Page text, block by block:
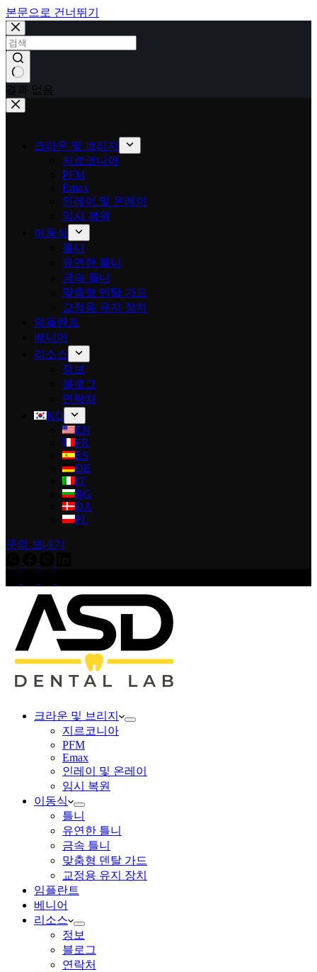
본문으로 건너뛰기
결과 없음
크라운 및 브리지
지르코니아
PFM
Emax
인레이 및 온레이
임시 복원
이동식
틀니
유연한 틀니
금속 틀니
맞춤형 덴탈 가드
교정용 유지 장치
임플란트
베니어
리소스
정보
블로그
연락처
KO
EN
FR
ES
DE
IT
BG
DA
PL
문의 보내기
크라운 및 브리지
지르코니아
PFM
Emax
인레이 및 온레이
임시 복원
이동식
틀니
유연한 틀니
금속 틀니
맞춤형 덴탈 가드
교정용 유지 장치
임플란트
베니어
리소스
정보
블로그
연락처